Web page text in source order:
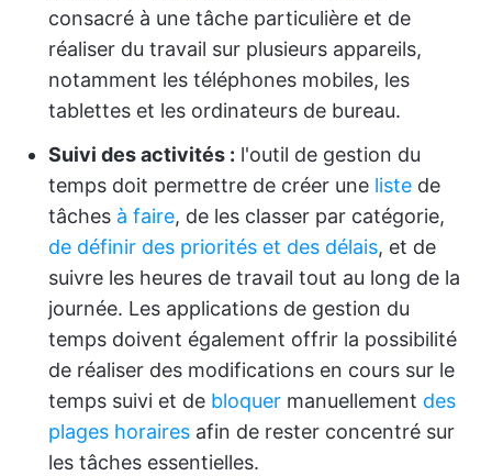
consacré à une tâche particulière et de
réaliser du travail sur plusieurs appareils,
notamment les téléphones mobiles, les
tablettes et les ordinateurs de bureau.
Suivi des activités : l'outil de gestion du
temps doit permettre de créer une liste de
tâches à faire, de les classer par catégorie,
de définir des priorités et des délais, et de
suivre les heures de travail tout au long de la
journée. Les applications de gestion du
temps doivent également offrir la possibilité
de réaliser des modifications en cours sur le
temps suivi et de bloquer manuellement des
plages horaires afin de rester concentré sur
les tâches essentielles.